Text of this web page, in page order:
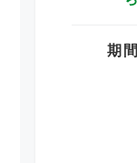
期